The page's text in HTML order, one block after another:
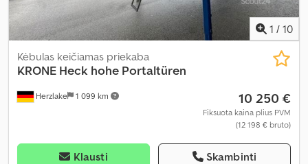
1 / 10
Herzlake 1 099 km
Kėbulas keičiamas priekaba
KRONE Heck hohe Portaltüren
10 250 €
Fiksuota kaina plius PVM
(12 198 € bruto)
Klausti Skambinti